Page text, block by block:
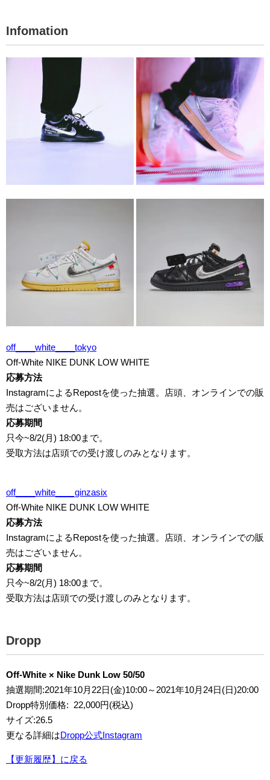
Infomation
off____white____tokyo
Off-White NIKE DUNK LOW WHITE
応募方法
InstagramによるRepostを使った抽選。店頭、オンラインでの販
売はございません。
応募期間
只今~8/2(月) 18:00まで。
受取方法は店頭での受け渡しのみとなります。
off____white____ginzasix
Off-White NIKE DUNK LOW WHITE
応募方法
InstagramによるRepostを使った抽選。店頭、オンラインでの販
売はございません。
応募期間
只今~8/2(月) 18:00まで。
受取方法は店頭での受け渡しのみとなります。
Dropp
Off-White × Nike Dunk Low 50/50
抽選期間:2021年10月22日(金)10:00～2021年10月24日(日)20:00
Dropp特別価格: 22,000円(税込)
サイズ:26.5
更なる詳細はDropp公式Instagram
【更新履歴】に戻る